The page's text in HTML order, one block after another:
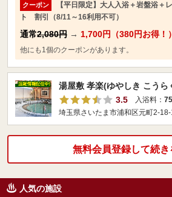
クーポン
【平日限定】大人入浴＋岩盤浴＋
ト 割引（8/11～16利用不可）
通常2,080円 → 1,700円（380円お得！）
他にも1個のクーポンがあります。
湯屋敷 孝楽(ゆやしき こうら
3.5
入浴料：
埼玉県さいたま市浦和区元町2-18-
無料会員登録して続き
人気の施設